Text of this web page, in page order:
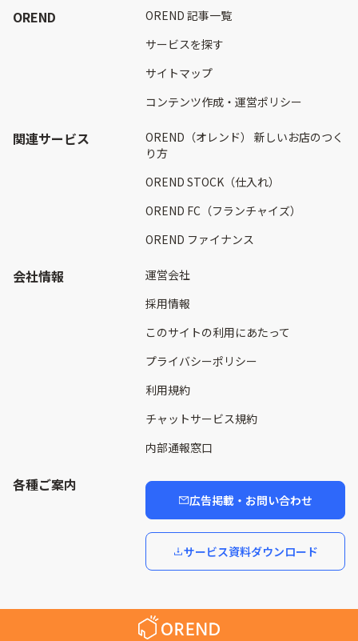
OREND
OREND 記事一覧
サービスを探す
サイトマップ
コンテンツ作成・運営ポリシー
関連サービス
OREND（オレンド） 新しいお店のつく
り方
OREND STOCK（仕入れ）
OREND FC（フランチャイズ）
OREND ファイナンス
会社情報
運営会社
採用情報
このサイトの利用にあたって
プライバシーポリシー
利用規約
チャットサービス規約
内部通報窓口
各種ご案内
広告掲載・お問い合わせ
サービス資料ダウンロード